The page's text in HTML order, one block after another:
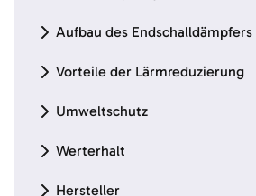
Aufbau des Endschalldämpfers
Vorteile der Lärmreduzierung
Umweltschutz
Werterhalt
Hersteller